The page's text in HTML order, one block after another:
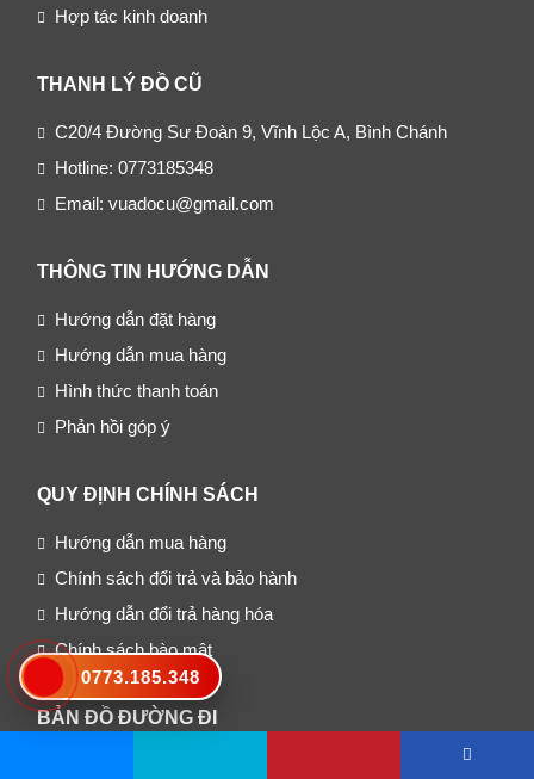
Hợp tác kinh doanh
THANH LÝ ĐỒ CŨ
C20/4 Đường Sư Đoàn 9, Vĩnh Lộc A, Bình Chánh
Hotline: 0773185348
Email: vuadocu@gmail.com
THÔNG TIN HƯỚNG DẪN
Hướng dẫn đặt hàng
Hướng dẫn mua hàng
Hình thức thanh toán
Phản hồi góp ý
QUY ĐỊNH CHÍNH SÁCH
Hướng dẫn mua hàng
Chính sách đổi trả và bảo hành
Hướng dẫn đổi trả hàng hóa
Chính sách bào mật
BẢN ĐỒ ĐƯỜNG ĐI
0773.185.348